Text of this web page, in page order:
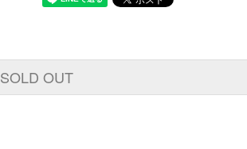
SOLD OUT